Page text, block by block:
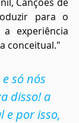
para o
experiência
conceitual."
só nós
disso! a
e por isso,